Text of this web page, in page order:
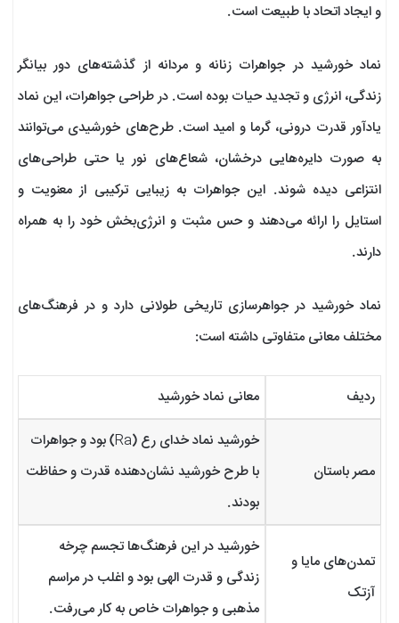
و ایجاد اتحاد با طبیعت است.
نماد خورشید در جواهرات زنانه و مردانه از گذشته‌های دور بیانگر
زندگی، انرژی و تجدید حیات بوده است. در طراحی جواهرات، این نماد
یادآور قدرت درونی، گرما و امید است. طرح‌های خورشیدی می‌توانند
به صورت دایره‌هایی درخشان، شعاع‌های نور یا حتی طراحی‌های
انتزاعی دیده شوند. این جواهرات به زیبایی ترکیبی از معنویت و
استایل را ارائه می‌دهند و حس مثبت و انرژی‌بخش خود را به همراه
دارند.
نماد خورشید در جواهرسازی تاریخی طولانی دارد و در فرهنگ‌های
مختلف معانی متفاوتی داشته است:
ردیف معانی نماد خورشید
مصر باستان
خورشید نماد خدای رع (Ra) بود و جواهرات
با طرح خورشید نشان‌دهنده قدرت و حفاظت
بودند.
تمدن‌های مایا و
آزتک
خورشید در این فرهنگ‌ها تجسم چرخه
زندگی و قدرت الهی بود و اغلب در مراسم
مذهبی و جواهرات خاص به کار می‌رفت.